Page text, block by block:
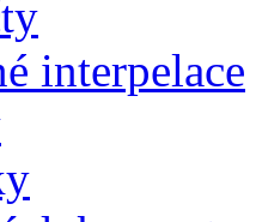
interpelace